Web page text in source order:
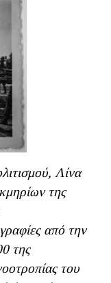
Λίνα
της
από την
της
του